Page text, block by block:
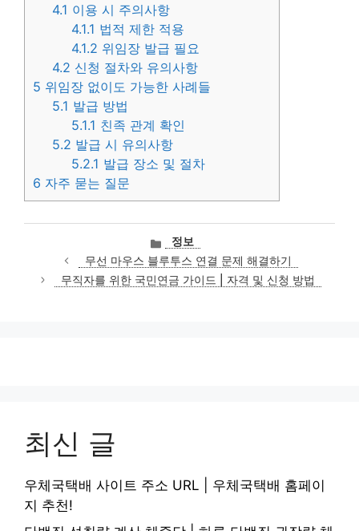
4.1 이용 시 주의사항
4.1.1 법적 제한 적용
4.1.2 위임장 발급 필요
4.2 신청 절차와 유의사항
5 위임장 없이도 가능한 사례들
5.1 발급 방법
5.1.1 친족 관계 확인
5.2 발급 시 유의사항
5.2.1 발급 장소 및 절차
6 자주 묻는 질문
카
테
고
리
정보
무선 마우스 블루투스 연결 문제 해결하기
무직자를 위한 국민연금 가이드 | 자격 및 신청 방법
최신 글
우체국택배 사이트 주소 URL | 우체국택배 홈페이
지 추천!